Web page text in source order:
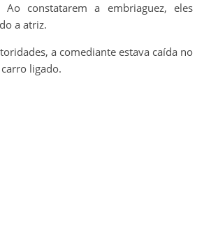
constatarem a embriaguez, eles
a atriz.
a comediante estava caída no
ligado.